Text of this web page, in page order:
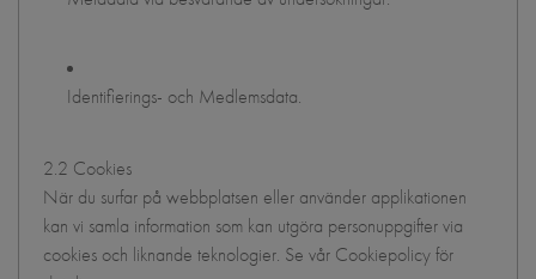
Identifierings- och Medlemsdata.
2.2 Cookies
När du surfar på webbplatsen eller använder applikationen
kan vi samla information som kan utgöra personuppgifter via
cookies och liknande teknologier. Se vår Cookiepolicy för